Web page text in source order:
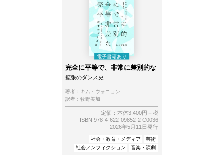
完全に平等で、非常に差別的な
拡張のダンス史
著者： キム・ウォニョン
訳者： 牧野美加
定価：本体3,400円＋税
ISBN 978-4-622-09852-2 C0036
2026年5月11日発行
社会・教育・メディア
芸術
社会ノンフィクション
音楽・演劇